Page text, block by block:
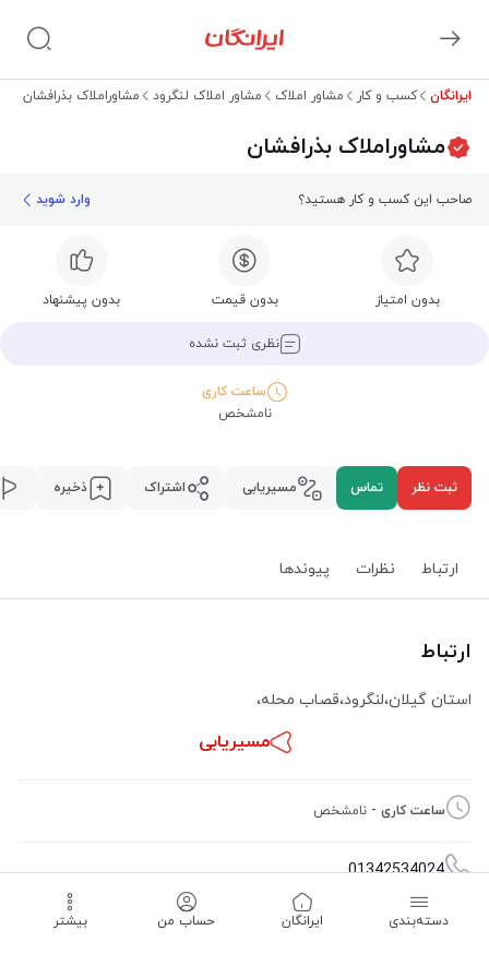
ایرانگان کسب و کار مشاور املاک مشاور املاک لنگرود مشاوراملاک بذرافشان
مشاوراملاک بذرافشان
صاحب این کسب و کار هستید؟ وارد شوید
بدون امتیاز بدون قیمت بدون پیشنهاد
نظری ثبت نشده
ساعت کاری
نامشخص
ثبت نظر تماس مسیریابی اشتراک ذخیره
ارتباط نظرات پیوند‌ها
ارتباط
استان گیلان،لنگرود،قصاب محله،
مسیریابی
ساعت کاری - نامشخص
01342534024
دسته‌بندی ‌ایرانگان حساب من بیشتر